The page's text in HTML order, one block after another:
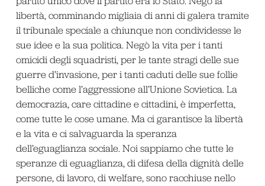
libertà, comminando migliaia di anni di galera tramite
il tribunale speciale a chiunque non condividesse le
sue idee e la sua politica. Negò la vita per i tanti
omicidi degli squadristi, per le tante stragi delle sue
guerre d’invasione, per i tanti caduti delle sue follie
belliche come l’aggressione all’Unione Sovietica. La
democrazia, care cittadine e cittadini, è imperfetta,
come tutte le cose umane. Ma ci garantisce la libertà
e la vita e ci salvaguarda la speranza
dell’eguaglianza sociale. Noi sappiamo che tutte le
speranze di eguaglianza, di difesa della dignità delle
persone, di lavoro, di welfare, sono racchiuse nello